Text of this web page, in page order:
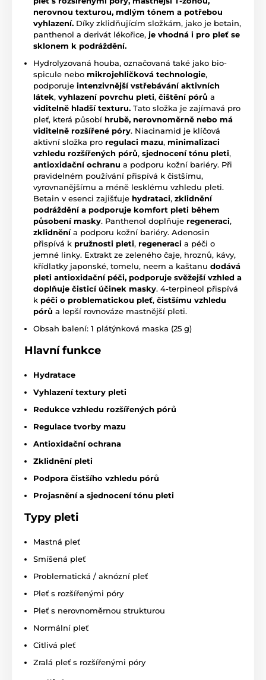
nerovnou texturou, mdlým tónem a potřebou
vyhlazení. Díky zklidňujícím složkám, jako je betain,
panthenol a derivát lékořice, je vhodná i pro pleť se
sklonem k podráždění.
Hydrolyzovaná houba, označovaná také jako bio-
spicule nebo mikrojehličková technologie,
podporuje intenzivnější vstřebávání aktivních
látek, vyhlazení povrchu pleti, čištění pórů a
viditelně hladší texturu. Tato složka je zajímavá pro
pleť, která působí hrubě, nerovnoměrně nebo má
viditelně rozšířené póry. Niacinamid je klíčová
aktivní složka pro regulaci mazu, minimalizaci
vzhledu rozšířených pórů, sjednocení tónu pleti,
antioxidační ochranu a podporu kožní bariéry. Při
pravidelném používání přispívá k čistšímu,
vyrovnanějšímu a méně lesklému vzhledu pleti.
Betain v esenci zajišťuje hydrataci, zklidnění
podráždění a podporuje komfort pleti během
působení masky. Panthenol doplňuje regeneraci,
zklidněnía podporu kožní bariéry. Adenosin
přispívá k pružnosti pleti, regeneraci a péči o
jemné linky. Extrakt ze zeleného čaje, hroznů, kávy,
křídlatky japonské, tomelu, neem a kaštanu dodává
pleti antioxidační péči, podporuje svěžejší vzhled a
doplňuje čisticí účinek masky. 4-terpineol přispívá
k péči o problematickou pleť, čistšímu vzhledu
pórů a lepší rovnováze mastnější pleti.
Obsah balení: 1 plátýnková maska (25 g)
Hlavní funkce
Hydratace
Vyhlazení textury pleti
Redukce vzhledu rozšířených pórů
Regulace tvorby mazu
Antioxidační ochrana
Zklidnění pleti
Podpora čistšího vzhledu pórů
Projasnění a sjednocení tónu pleti
Typy pleti
Mastná pleť
Smíšená pleť
Problematická / aknózní pleť
Pleť s rozšířenými póry
Pleť s nerovnoměrnou strukturou
Normální pleť
Citlivá pleť
Zralá pleť s rozšířenými póry